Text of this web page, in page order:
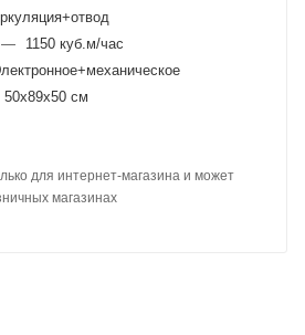
—
1150 куб.м/час
50x89x50 см
для интернет-магазина и может
магазинах